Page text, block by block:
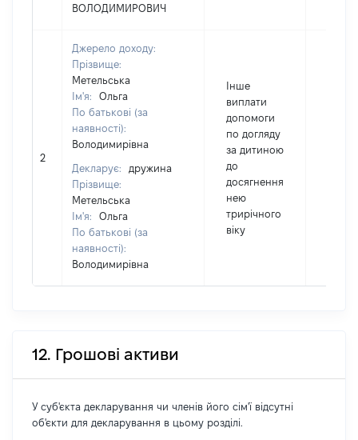
ВОЛОДИМИРОВИЧ
2
Джерело доходу:
Прізвище:
Метельська
Ім'я:
Ольга
По батькові (за
наявності):
Володимирівна
Декларує:
дружина
Прізвище:
Метельська
Ім'я:
Ольга
По батькові (за
наявності):
Володимирівна
Інше
виплати
допомоги
по догляду
за дитиною
до
досягнення
нею
трирічного
віку
12. Грошові активи
У суб'єкта декларування чи членів його сім'ї відсутні
об'єкти для декларування в цьому розділі.